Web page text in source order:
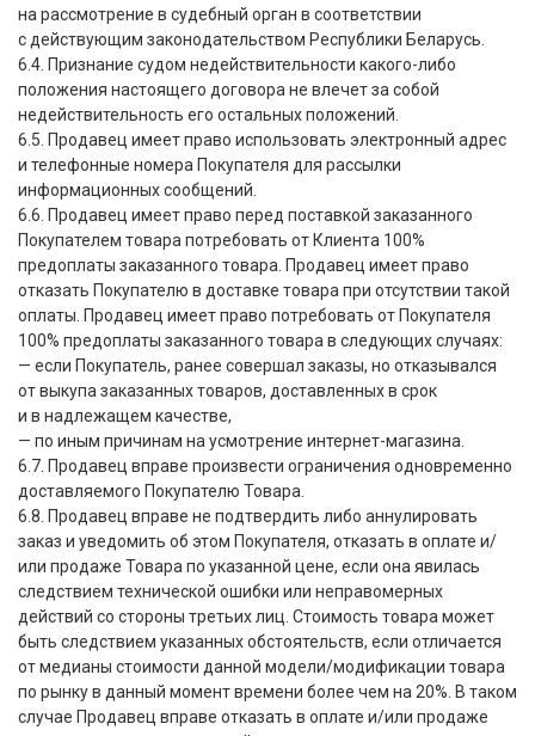
на рассмотрение в судебный орган в соответствии
с действующим законодательством Республики Беларусь.
6.4. Признание судом недействительности какого-либо
положения настоящего договора не влечет за собой
недействительность его остальных положений.
6.5. Продавец имеет право использовать электронный адрес
и телефонные номера Покупателя для рассылки
информационных сообщений.
6.6. Продавец имеет право перед поставкой заказанного
Покупателем товара потребовать от Клиента 100%
предоплаты заказанного товара. Продавец имеет право
отказать Покупателю в доставке товара при отсутствии такой
оплаты. Продавец имеет право потребовать от Покупателя
100% предоплаты заказанного товара в следующих случаях:
— если Покупатель, ранее совершал заказы, но отказывался
от выкупа заказанных товаров, доставленных в срок
и в надлежащем качестве,
— по иным причинам на усмотрение интернет-магазина.
6.7. Продавец вправе произвести ограничения одновременно
доставляемого Покупателю Товара.
6.8. Продавец вправе не подтвердить либо аннулировать
заказ и уведомить об этом Покупателя, отказать в оплате и/
или продаже Товара по указанной цене, если она явилась
следствием технической ошибки или неправомерных
действий со стороны третьих лиц. Стоимость товара может
быть следствием указанных обстоятельств, если отличается
от медианы стоимости данной модели/модификации товара
по рынку в данный момент времени более чем на 20%. В таком
случае Продавец вправе отказать в оплате и/или продаже